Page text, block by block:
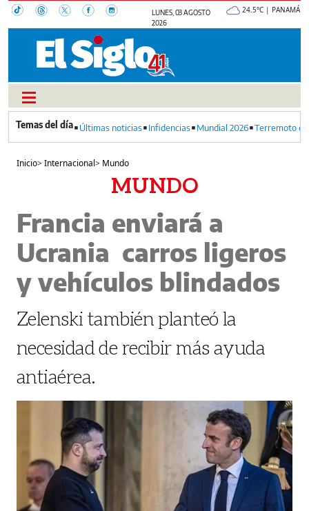
LUNES, 03 AGOSTO
2026
24.5°C | PANAMÁ
Últimas noticias Infidencias Mundial 2026 Terremoto
Inicio>Internacional> Mundo
MUNDO
Francia enviará a
Ucrania carros ligeros
y vehículos blindados
Zelenski también planteó la
necesidad de recibir más ayuda
antiaérea.